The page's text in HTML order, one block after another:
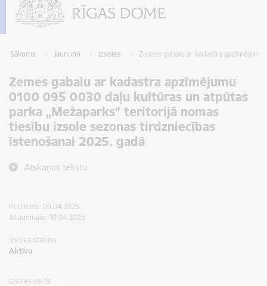
Sākums Jaunumi Izsoles Zemes gabalu ar kadastra
Zemes gabalu ar kadastra apzīmējumu
0100 095 0030 daļu kultūras un atpūtas
parka „Mežaparks” teritorijā nomas
tiesību izsole sezonas tirdzniecības
īstenošanai 2025. gadā
Atskaņot tekstu
Publicēts: 09.04.2025.
Atjaunināts: 10.04.2025.
Izsoles statuss
Aktīva
Izsoles veids